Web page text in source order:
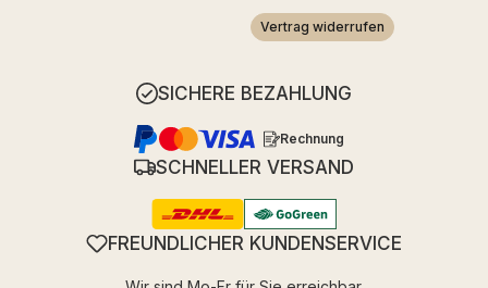
Vertrag widerrufen
SICHERE BEZAHLUNG
Rechnung
SCHNELLER VERSAND
FREUNDLICHER KUNDENSERVICE